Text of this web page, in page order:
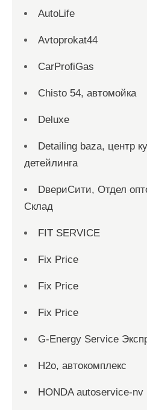
AutoLife
Avtoprokat44
CarProfiGas
Chisto 54, автомойка
Deluxe
Detailing baza, центр
детейлинга
DвериСити, Отдел
Склад
FIT SERVICE
Fix Price
Fix Price
Fix Price
G-Energy Service
H2о, автокомплекс
HONDA autoservice-nv